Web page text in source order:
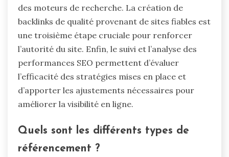
des moteurs de recherche. La création de
backlinks de qualité provenant de sites fiables est
une troisième étape cruciale pour renforcer
l’autorité du site. Enfin, le suivi et l’analyse des
performances SEO permettent d’évaluer
l’efficacité des stratégies mises en place et
d’apporter les ajustements nécessaires pour
améliorer la visibilité en ligne.
Quels sont les différents types de
référencement ?